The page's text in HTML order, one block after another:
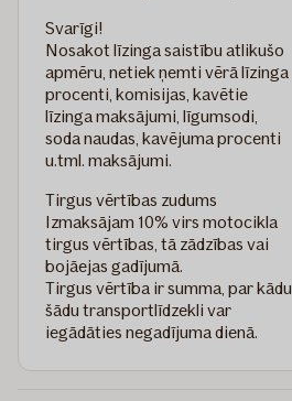
Svarīgi!
Nosakot līzinga saistību atlikušo
apmēru, netiek ņemti vērā līzinga
procenti, komisijas, kavētie
līzinga maksājumi, līgumsodi,
soda naudas, kavējuma procenti
u.tml. maksājumi.
Tirgus vērtības zudums
Izmaksājam 10% virs motocikla
tirgus vērtības, tā zādzības vai
bojāejas gadījumā.
Tirgus vērtība ir summa, par kādu
šādu transportlīdzekli var
iegādāties negadījuma dienā.